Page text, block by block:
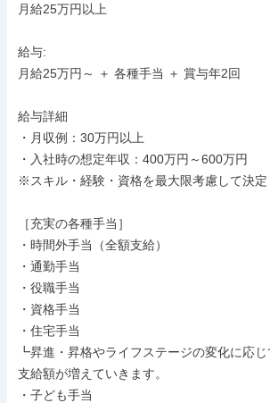
月給25万円以上
給与:
月給25万円～ ＋ 各種手当 ＋ 賞与年2回
給与詳細
・月収例：30万円以上
・入社時の想定年収：400万円～600万円
※スキル・経験・資格を最大限考慮して決定
［充実の各種手当］
・時間外手当（全額支給）
・通勤手当
・役職手当
・資格手当
・住宅手当
┗昇進・昇格やライフステージの変化に応じ
支給額が増えていきます。
・子ども手当